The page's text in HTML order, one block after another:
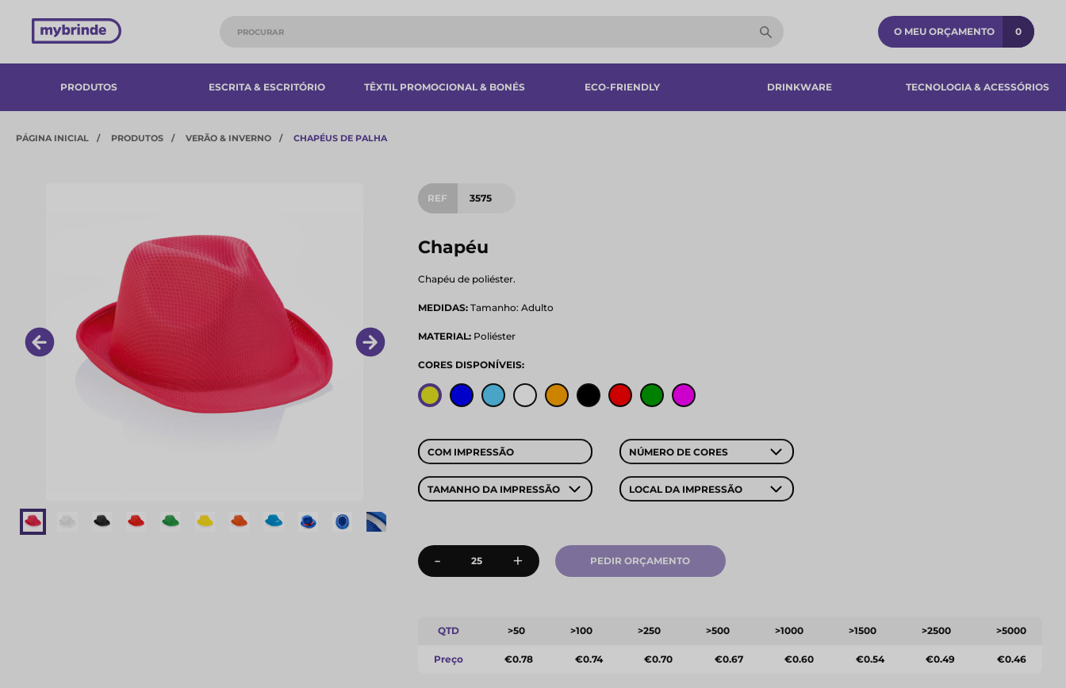
O MEU ORÇAMENTO 0
PRODUTOS ESCRITA & ESCRITÓRIO TÊXTIL PROMOCIONAL & BONÉS ECO-FRIENDLY DRINKWARE TECNOLOGIA & ACESSÓRIOS​
PÁGINA INICIAL PRODUTOS VERÃO & INVERNO CHAPÉUS DE PALHA
REF 3575
Chapéu
Chapéu de poliéster.
MEDIDAS:Tamanho: Adulto
MATERIAL:Poliéster
CORES DISPONÍVEIS:
COM IMPRESSÃO NÚMERO DE CORES
TAMANHO DA IMPRESSÃO LOCAL DA IMPRESSÃO
- + PEDIR ORÇAMENTO
QTD >50 >100 >250 >500 >1000 >1500 >2500 >5000
Preço €0.78 €0.74 €0.70 €0.67 €0.60 €0.54 €0.49 €0.46